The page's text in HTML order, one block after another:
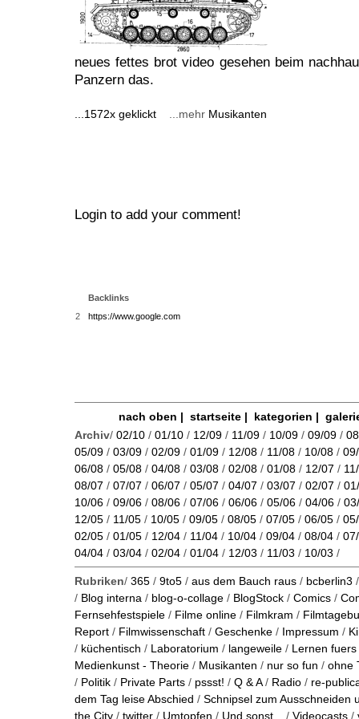
neues fettes brot video gesehen beim
Panzern das.
...1572x geklickt ...mehr Musikanten
Login to add your comment!
Backlinks
2
https://www.google.com
nach oben | startseite| kategorien |
Archiv/ 02/10 / 01/10 / 12/09 / 11/09 / 10/09 / 09/09 /
05/09 / 03/09 / 02/09 / 01/09 / 12/08 / 11/08 / 10/08 /
06/08 / 05/08 / 04/08 / 03/08 / 02/08 / 01/08 / 12/07 /
08/07 / 07/07 / 06/07 / 05/07 / 04/07 / 03/07 / 02/07 /
10/06 / 09/06 / 08/06 / 07/06 / 06/06 / 05/06 / 04/06 /
12/05 / 11/05 / 10/05 / 09/05 / 08/05 / 07/05 / 06/05 /
02/05 / 01/05 / 12/04 / 11/04 / 10/04 / 09/04 / 08/04 /
04/04 / 03/04 / 02/04 / 01/04 / 12/03 / 11/03 / 10/03 /
Rubriken/ 365 / 9to5 / aus dem Bauch raus / bcberlin3
/ Blog interna / blog-o-collage / BlogStock / Comics /
Fernsehfestspiele / Filme online / Filmkram /
Report / Filmwissenschaft / Geschenke / Impressum /
/ küchentisch / Laboratorium / langeweile / Lernen
Medienkunst - Theorie / Musikanten / nur so fun / ohne
/ Politik / Private Parts / pssst! / Q & A/ Radio / re-
dem Tag leise Abschied / Schnipsel zum Ausschneiden
the City / twitter / Umtopfen / Und sonst... / Videocasts /